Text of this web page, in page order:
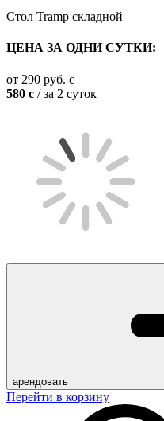
Стол Tramp складной
ЦЕНА ЗА ОДНИ СУТКИ:
от 290 руб. c
580 c / за 2 суток
арендовать
Перейти в корзину